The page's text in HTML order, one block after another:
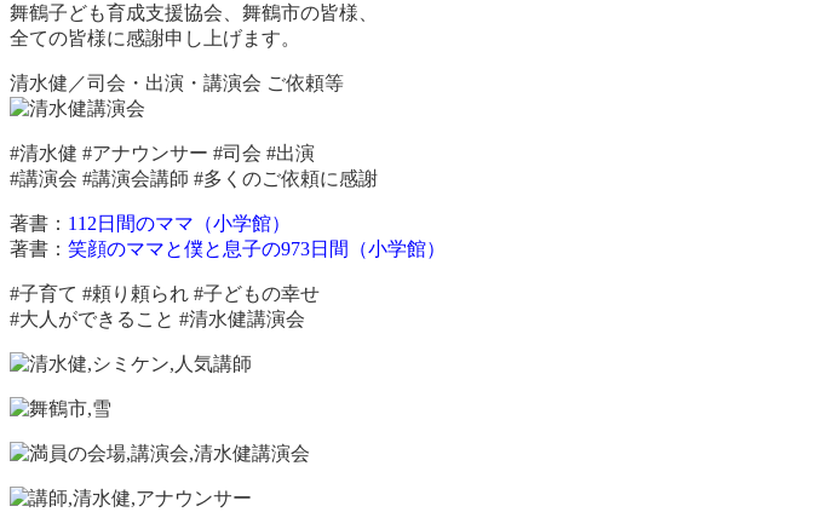
舞鶴子ども育成支援協会、舞鶴市の皆様、
全ての皆様に感謝申し上げます。
清水健／司会・出演・講演会 ご依頼等
#清水健 #アナウンサー #司会 #出演
#講演会 #講演会講師 #多くのご依頼に感謝
著書： 112日間のママ（小学館）
著書： 笑顔のママと僕と息子の973日間（小学館）
#子育て #頼り頼られ #子どもの幸せ
#大人ができること #清水健講演会